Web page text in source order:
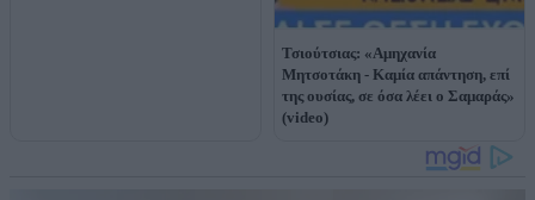
Τσιούτσιας: «Αμηχανία
Μητσοτάκη - Καμία απάντηση, επί
της ουσίας, σε όσα λέει ο Σαμαράς»
(video)